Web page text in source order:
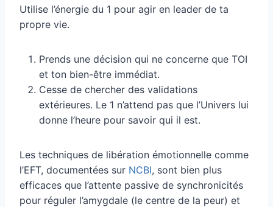
Utilise l’énergie du 1 pour agir en leader de ta
propre vie.
Prends une décision qui ne concerne que TOI
et ton bien-être immédiat.
Cesse de chercher des validations
extérieures. Le 1 n’attend pas que l’Univers lui
donne l’heure pour savoir qui il est.
Les techniques de libération émotionnelle comme
l’EFT, documentées sur NCBI, sont bien plus
efficaces que l’attente passive de synchronicités
pour réguler l’amygdale (le centre de la peur) et